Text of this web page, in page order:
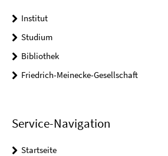
Institut
Studium
Bibliothek
Friedrich-Meinecke-Gesellschaft
Service-Navigation
Startseite